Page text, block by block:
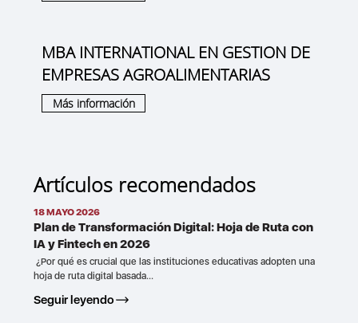
MBA INTERNATIONAL EN GESTION DE
EMPRESAS AGROALIMENTARIAS
Más información
Artículos recomendados
18 MAYO 2026
Plan de Transformación Digital: Hoja de Ruta con
IA y Fintech en 2026
¿Por qué es crucial que las instituciones educativas adopten una
hoja de ruta digital basada...
Seguir leyendo